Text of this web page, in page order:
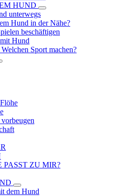
HUND
unterwegs
Hund in der Nähe?
beschäftigen
Hund
Sport machen?
PASST ZU MIR?
dem Hund